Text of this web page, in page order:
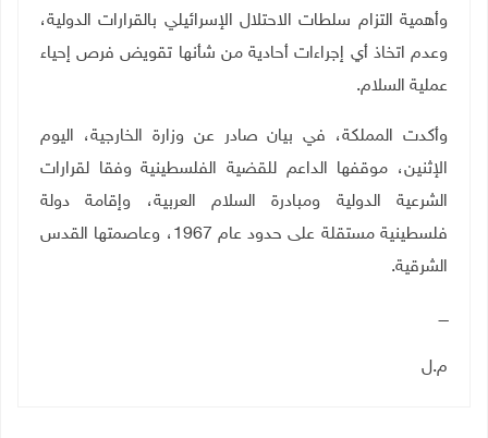
وأهمية التزام سلطات الاحتلال الإسرائيلي بالقرارات الدولية،
وعدم اتخاذ أي إجراءات أحادية من شأنها تقويض فرص إحياء
عملية السلام.
وأكدت المملكة، في بيان صادر عن وزارة الخارجية، اليوم
الإثنين، موقفها الداعم للقضية الفلسطينية وفقا لقرارات
الشرعية الدولية ومبادرة السلام العربية، وإقامة دولة
فلسطينية مستقلة على حدود عام 1967، وعاصمتها القدس
الشرقية.
ــــ
م.ل